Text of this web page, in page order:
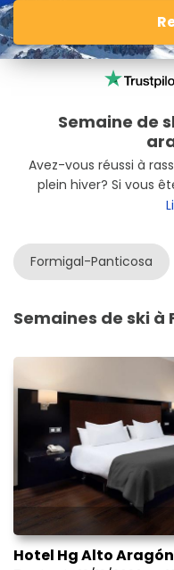
Semaine de
Avez-vous réussi à
plein hiver? Si vous
que vous recherchez
de la chance!
forfaits
gares principales:
paysages
Formigal-Panticosa
Semaines de ski
Hotel Hg Alto Aragón